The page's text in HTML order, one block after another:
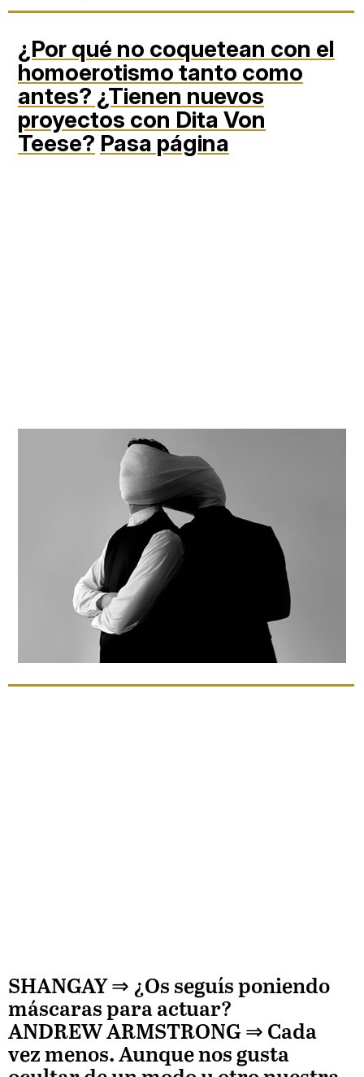
¿Por qué no coquetean con el
homoerotismo tanto como
antes? ¿Tienen nuevos
proyectos con Dita Von
Teese? Pasa página
SHANGAY ⇒ ¿Os seguís poniendo
máscaras para actuar?
ANDREW ARMSTRONG ⇒ Cada
vez menos. Aunque nos gusta